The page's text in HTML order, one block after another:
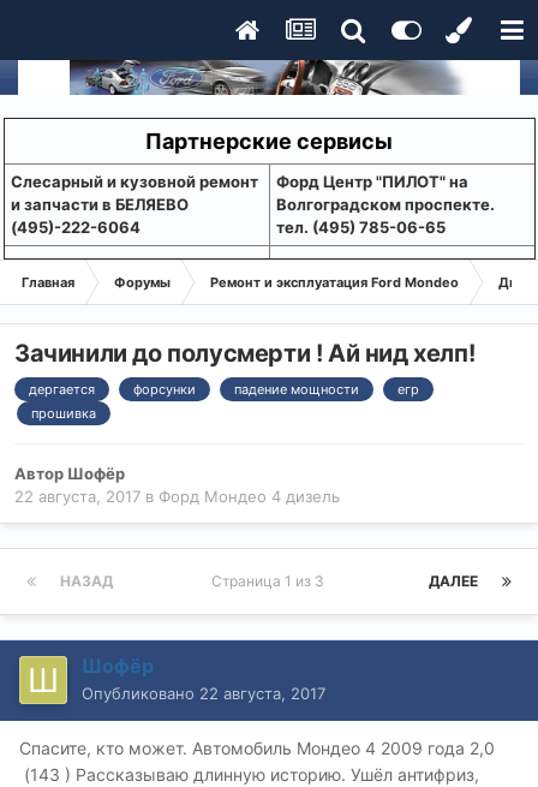
Партнерские сервисы
Слесарный и кузовной ремонт
и запчасти в БЕЛЯЕВО
(495)-222-6064
Форд Центр "ПИЛОТ" на
Волгоградском проспекте.
тел. (495) 785-06-65
Главная Форумы Ремонт и эксплуатация Ford Mondeo
Зачинили до полусмерти ! Ай нид хелп!
дергается форсунки падение мощности
егр
прошивка
Автор Шофёр
22 августа, 2017 в Форд Мондео 4 дизель
НАЗАД ДАЛЕЕ
Страница 1 из 3
Шофёр
Опубликовано 22 августа, 2017
Спасите, кто может. Автомобиль Мондео 4 2009 года 2,0
(143 ) Рассказываю длинную историю. Ушёл антифриз,